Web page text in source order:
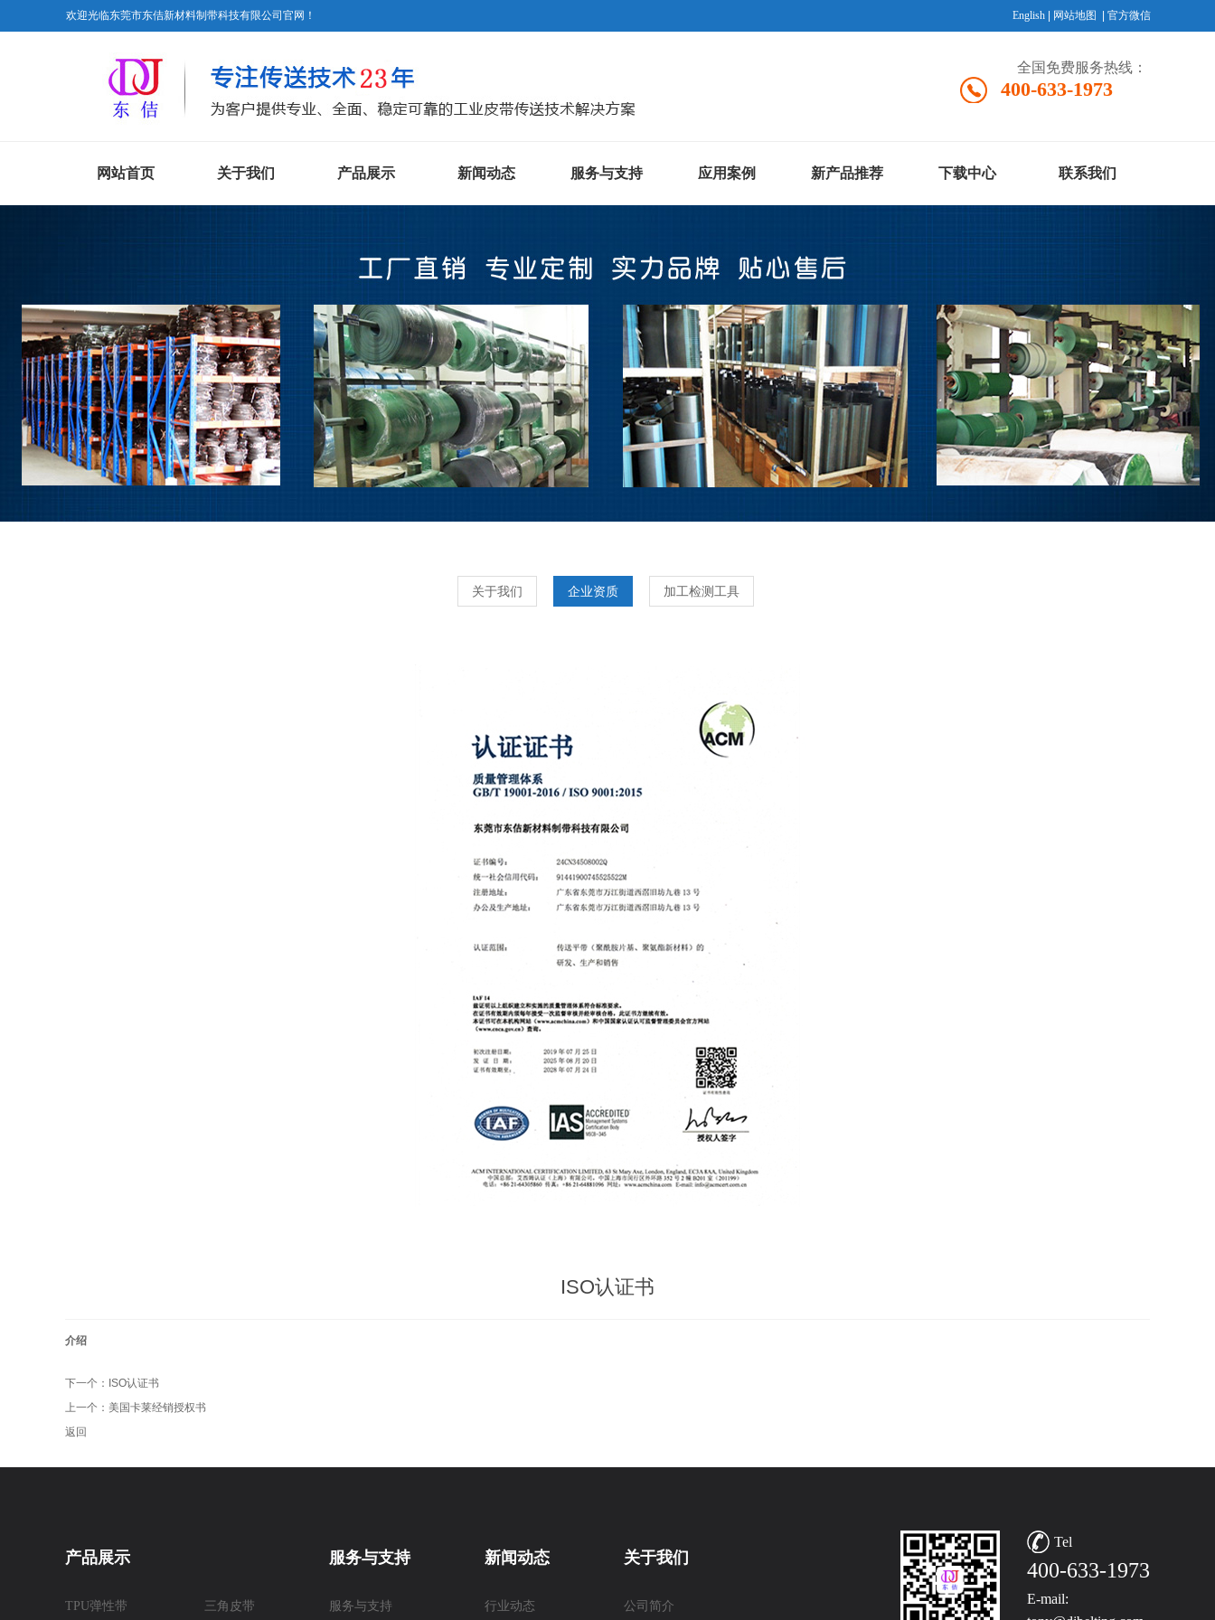
欢迎光临东莞市东佶新材料制带科技有限公司官网！ English| 网站地图 官方微信
全国免费服务热线：
400-633-1973
网站首页 关于我们 产品展示 新闻动态 服务与支持 应用案例 新产品推荐 下载中心 联系我们
关于我们 企业资质 加工检测工具
ISO认证书
介绍
下一个： ISO认证书
上一个： 美国卡莱经销授权书
返回
产品展示
TPU弹性带 三角皮带
服务与支持
服务与支持
新闻动态
行业动态
关于我们
公司简介
Tel
400-633-1973
E-mail: